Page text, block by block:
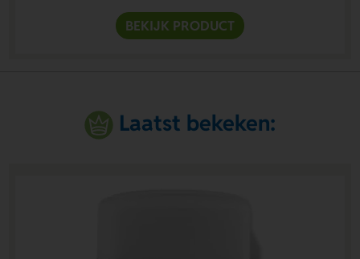
BEKIJK PRODUCT
Laatst bekeken: